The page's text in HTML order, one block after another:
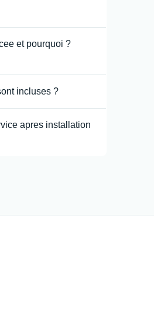
et pourquoi ?
incluses ?
apres installation